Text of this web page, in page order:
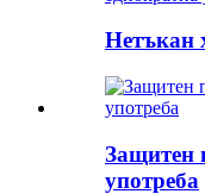
Нетъкан
Защитен
употреба